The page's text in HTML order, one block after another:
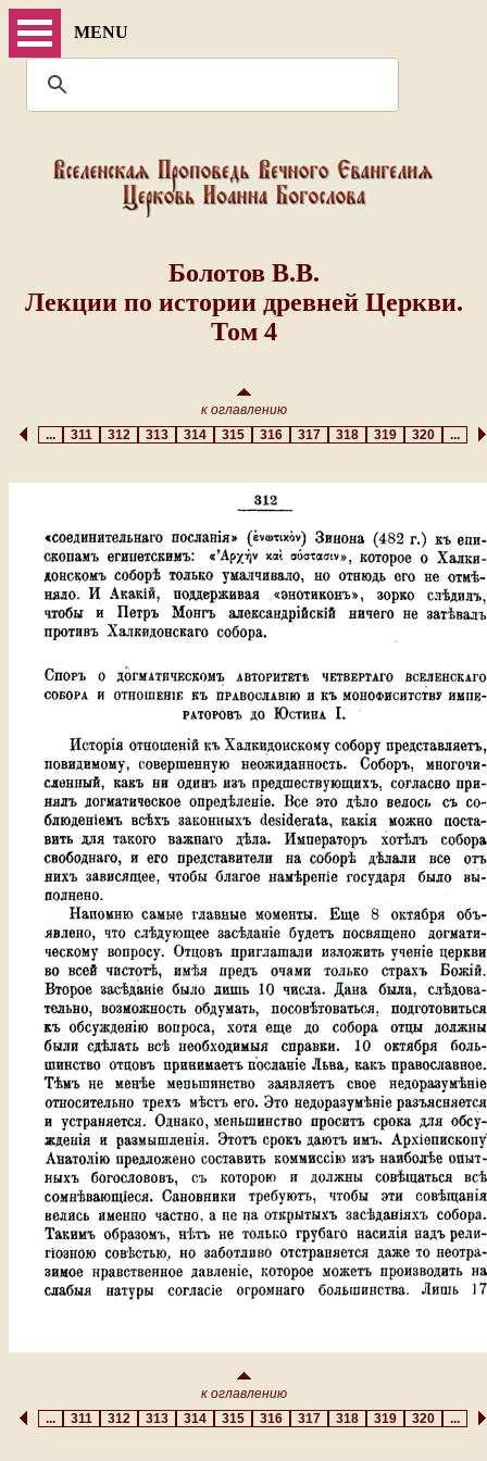
MENU
Болотов В.В.
Лекции по истории древней Церкви.
Том 4
к оглавлению
...
311 312 313 314 315 316 317 318 319 320 ...
к оглавлению
...
311 312 313 314 315 316 317 318 319 320 ...